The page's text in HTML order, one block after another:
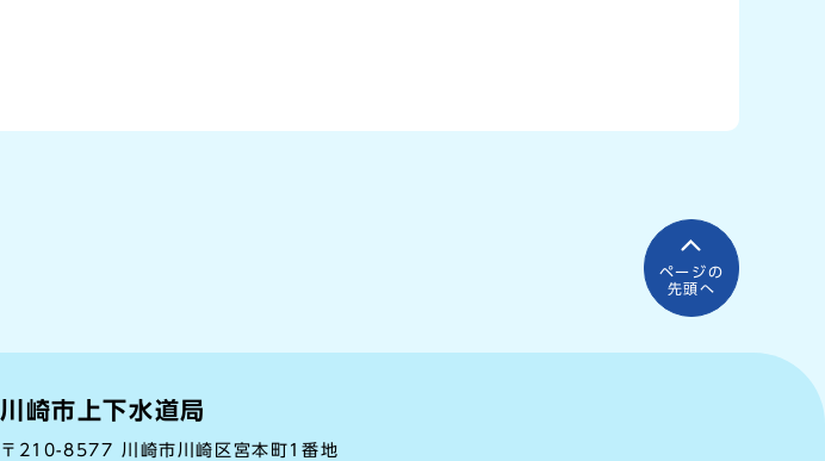
ページの
先頭へ
川崎市上下水道局
〒210-8577 川崎市川崎区宮本町1番地